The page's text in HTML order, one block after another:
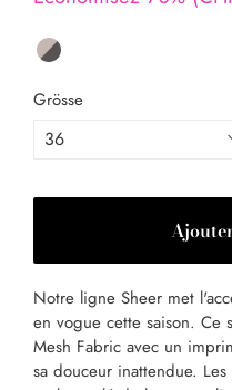
Grösse
Notre ligne Sheer met
en vogue cette saison. Ce
Mesh Fabric avec un
sa douceur inattendue.